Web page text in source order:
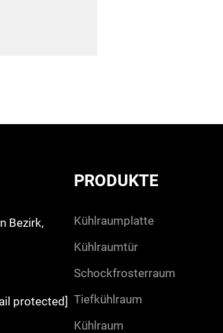
Bezirk,
protected]
PRODUKTE
kühlraumplatte
kühlraumtür
schockfrosterraum
tiefkühlraum
kühlraum